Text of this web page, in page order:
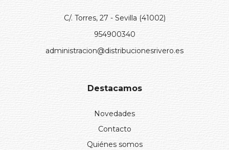
C/. Torres, 27 - Sevilla (41002)
954900340
administracion@distribucionesrivero.es
Destacamos
Novedades
Contacto
Quiénes somos